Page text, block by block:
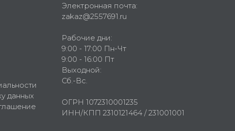
данных
Электронная почта:
zakaz@2557691.ru
Рабочие дни:
9:00 - 17:00 Пн-Чт
9:00 - 16:00 Пт
Выходной:
Сб.-Вс.
ОГРН 1072310001235
ИНН/КПП 2310121464 / 231001001